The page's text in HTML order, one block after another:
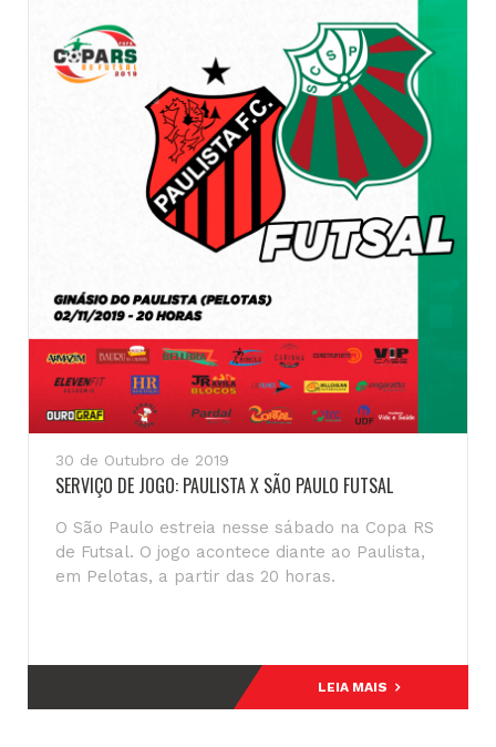
30 de Outubro de 2019
SERVIÇO DE JOGO: PAULISTA X SÃO PAULO FUTSAL
O São Paulo estreia nesse sábado na Copa RS
de Futsal. O jogo acontece diante ao Paulista,
em Pelotas, a partir das 20 horas.
LEIA MAIS